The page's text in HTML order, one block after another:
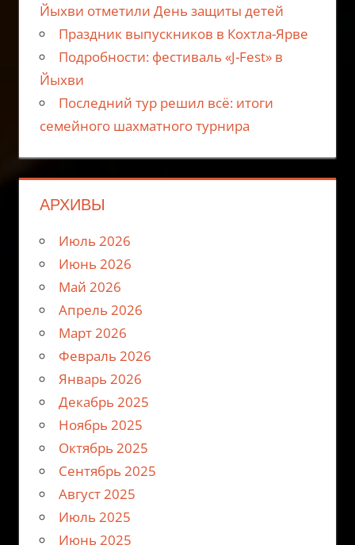
Йыхви отметили День защиты детей
Праздник выпускников в Кохтла-Ярве
Подробности: фестиваль «J-Fest» в
Йыхви
Последний тур решил всё: итоги
семейного шахматного турнира
АРХИВЫ
Июль 2026
Июнь 2026
Май 2026
Апрель 2026
Март 2026
Февраль 2026
Январь 2026
Декабрь 2025
Ноябрь 2025
Октябрь 2025
Сентябрь 2025
Август 2025
Июль 2025
Июнь 2025